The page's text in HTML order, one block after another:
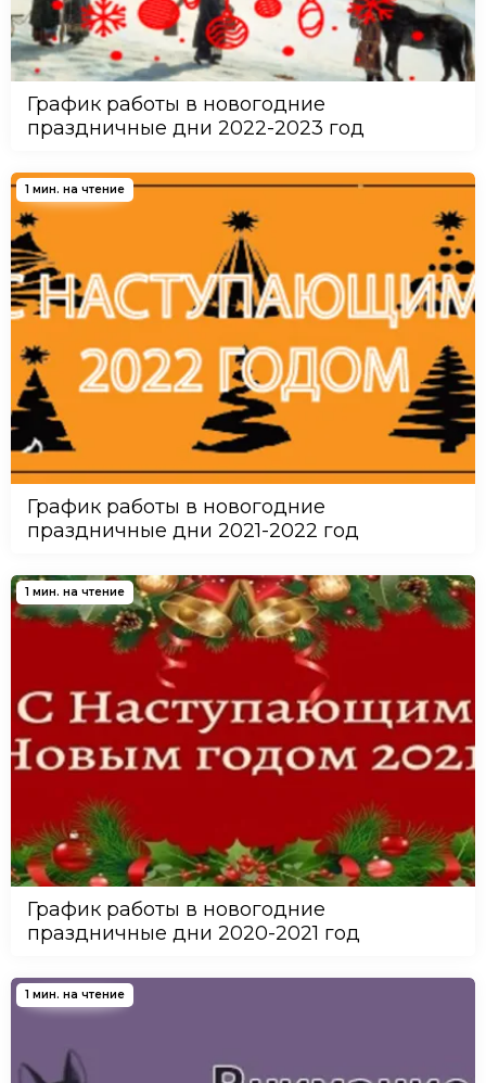
График работы в новогодние
праздничные дни 2022-2023 год
1 мин. на чтение
График работы в новогодние
праздничные дни 2021-2022 год
1 мин. на чтение
График работы в новогодние
праздничные дни 2020-2021 год
1 мин. на чтение